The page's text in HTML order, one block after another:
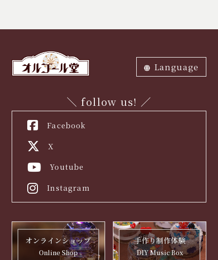
Language
＼ follow us! ／
Facebook
X
Youtube
Instagram
オンラインショップ
Online Shop
手作り制作体験
DIY Music Box